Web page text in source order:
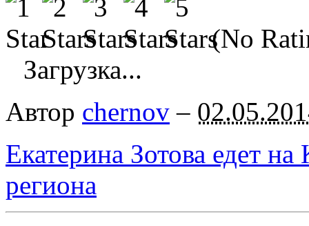
(No
Загрузка...
Автор chernov –
Екатерина Зотова едет
региона